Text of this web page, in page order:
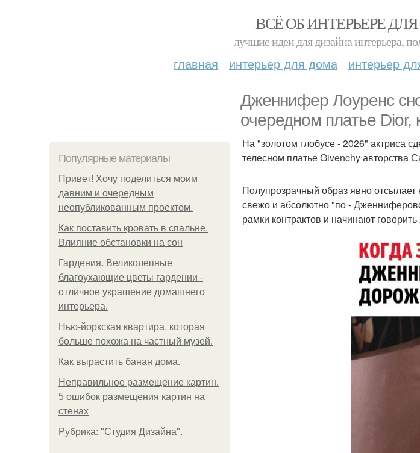
ВСЁ ОБ ИНТЕРЬЕРЕ
лучшие идеи для дизайна интерьера,
главная интерьер для дома интерьер
Дженнифер Лоуренс
очередном платье Dior,
Популярные материалы
Привет! Хочу поделиться моим
давним и очередным
неопубликованным проектом.
Как поставить кровать в спальне.
Влияние обстановки на сон
Гардения. Великолепные
благоухающие цветы гардении -
отличное украшение домашнего
интерьера.
Нью-йоркская квартира, которая
больше похожа на частный музей.
Как вырастить банан дома.
Неправильное размещение картин.
5 ошибок размещения картин на
стенах
Рубрика: "Студия Дизайна".
На "золотом глобусе - 2026" актриса
телесном платье Givenchy авторства
Полупрозрачный образ явно
свежо и абсолютно "по -
рамки контрактов и начинают